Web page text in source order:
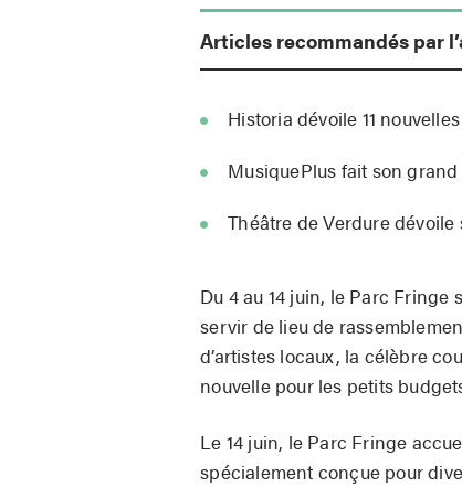
Articles recommandés par
Historia dévoile 11
MusiquePlus fait son
Théâtre de Verdure
Du 4 au 14 juin, le Parc Fringe
servir de lieu de
d’artistes locaux, la célèbre
nouvelle pour les petits
Le 14 juin, le Parc Fringe
spécialement conçue pour